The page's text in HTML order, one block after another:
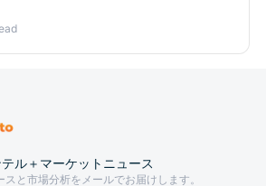
ル＋マーケットニュース
と市場分析をメールでお届けします。